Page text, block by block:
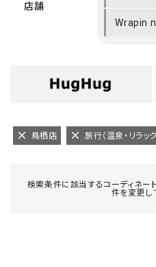
店舗
Wrapin
鳥栖店 旅行（温泉・リラック
検索条件に該当するコーディネー
件を変更し